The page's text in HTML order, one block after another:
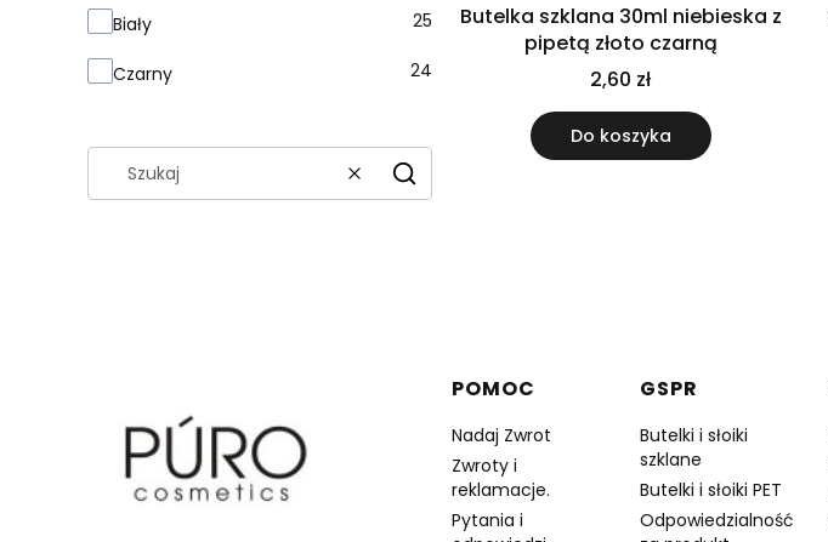
Biały 25
Czarny 24
WyczyśćSzukaj
Butelka szklana 30ml niebieska z
pipetą złoto czarną
2,60 zł
Do koszyka
Linki w stopce
POMOC
Nadaj Zwrot
Zwroty i
reklamacje.
Pytania i
GSPR
Butelki i słoiki
szklane
Butelki i słoiki PET
Odpowiedzialność